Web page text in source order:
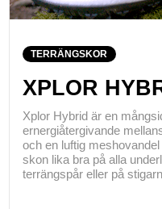
TERRÄNGSKOR
XPLOR
Xplor Hybrid är en
ernergiåtergivande
och en luftig
skon lika bra på alla
terrängspår eller på